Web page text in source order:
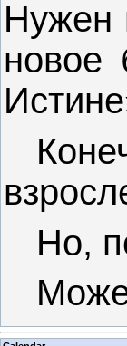
Нужен
новое
Но,